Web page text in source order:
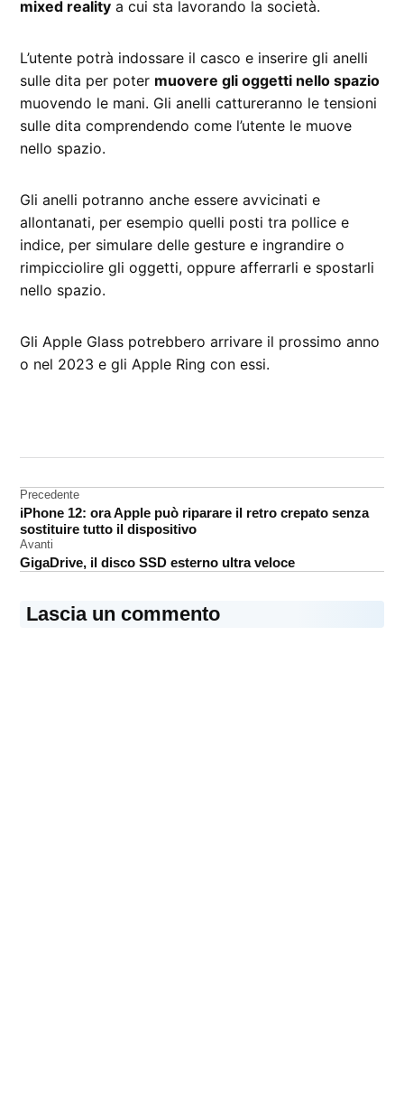
mixed reality a cui sta lavorando la società.
L’utente potrà indossare il casco e inserire gli anelli
sulle dita per poter muovere gli oggetti nello spazio
muovendo le mani. Gli anelli cattureranno le tensioni
sulle dita comprendendo come l’utente le muove
nello spazio.
Gli anelli potranno anche essere avvicinati e
allontanati, per esempio quelli posti tra pollice e
indice, per simulare delle gesture e ingrandire o
rimpicciolire gli oggetti, oppure afferrarli e spostarli
nello spazio.
Gli Apple Glass potrebbero arrivare il prossimo anno
o nel 2023 e gli Apple Ring con essi.
Rumors
Navigazione
articoli
Precedente
iPhone 12: ora Apple può riparare il retro crepato senza
sostituire tutto il dispositivo
Avanti
GigaDrive, il disco SSD esterno ultra veloce
Lascia un commento